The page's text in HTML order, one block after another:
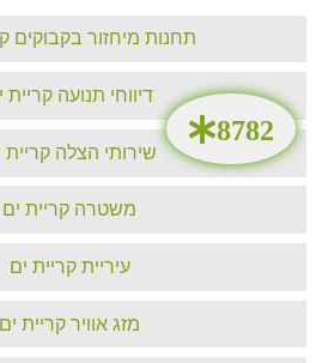
תחנות מיחזור בקבוקים
דיווחי תנועה קריית
שירותי הצלה קריית
משטרה קריית ים‏
עיריית קריית ים‏
מזג אוויר קריית ים‏